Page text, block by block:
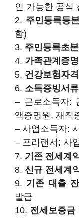
인 가능한 공식
2. 주민등록등
함)
3. 주민등록초본
4. 가족관계증
5. 건강보험자
6. 소득증빙서류
– 근로소득자:
액증명원, 재직
– 사업소득자:
– 프리랜서: 사
7. 기존 전세계
8. 신규 전세계
9. 기존 대출
발급
10. 전세보증금